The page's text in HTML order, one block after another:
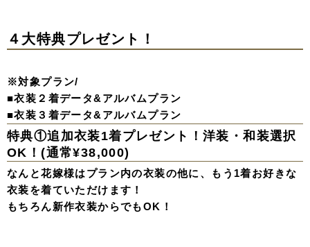
４大特典プレゼント！
※対象プラン/
■衣装２着データ&アルバムプラン
■衣装３着データ&アルバムプラン
特典①追加衣装1着プレゼント！洋装・和装選択
OK！(通常¥38,000)
なんと花嫁様はプラン内の衣装の他に、もう1着お好きな
衣装を着ていただけます！
もちろん新作衣装からでもOK！